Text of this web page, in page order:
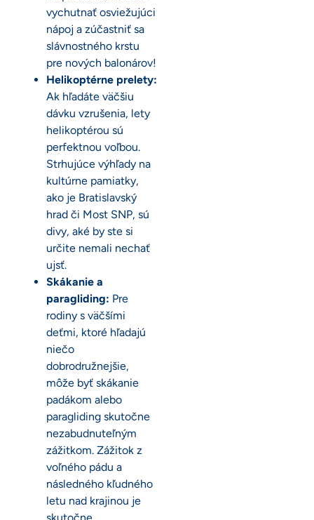
vychutnať osviežujúci
nápoj a zúčastniť sa
slávnostného krstu
pre nových balonárov!
Helikoptérne prelety:
Ak hľadáte väčšiu
dávku vzrušenia, lety
helikoptérou sú
perfektnou voľbou.
Strhujúce výhľady na
kultúrne pamiatky,
ako je Bratislavský
hrad či Most SNP, sú
divy, aké by ste si
určite nemali nechať
ujsť.
Skákanie a
paragliding: Pre
rodiny s väčšími
deťmi, ktoré hľadajú
niečo
dobrodružnejšie,
môže byť skákanie
padákom alebo
paragliding skutočne
nezabudnuteľným
zážitkom. Zážitok z
voľného pádu a
následného kľudného
letu nad krajinou je
skutočne